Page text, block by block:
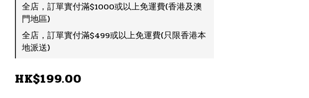
全店，訂單實付滿$1000或以上免運費(香港及澳
門地區)
全店，訂單實付滿$499或以上免運費(只限香港本
地派送)
HK$199.00